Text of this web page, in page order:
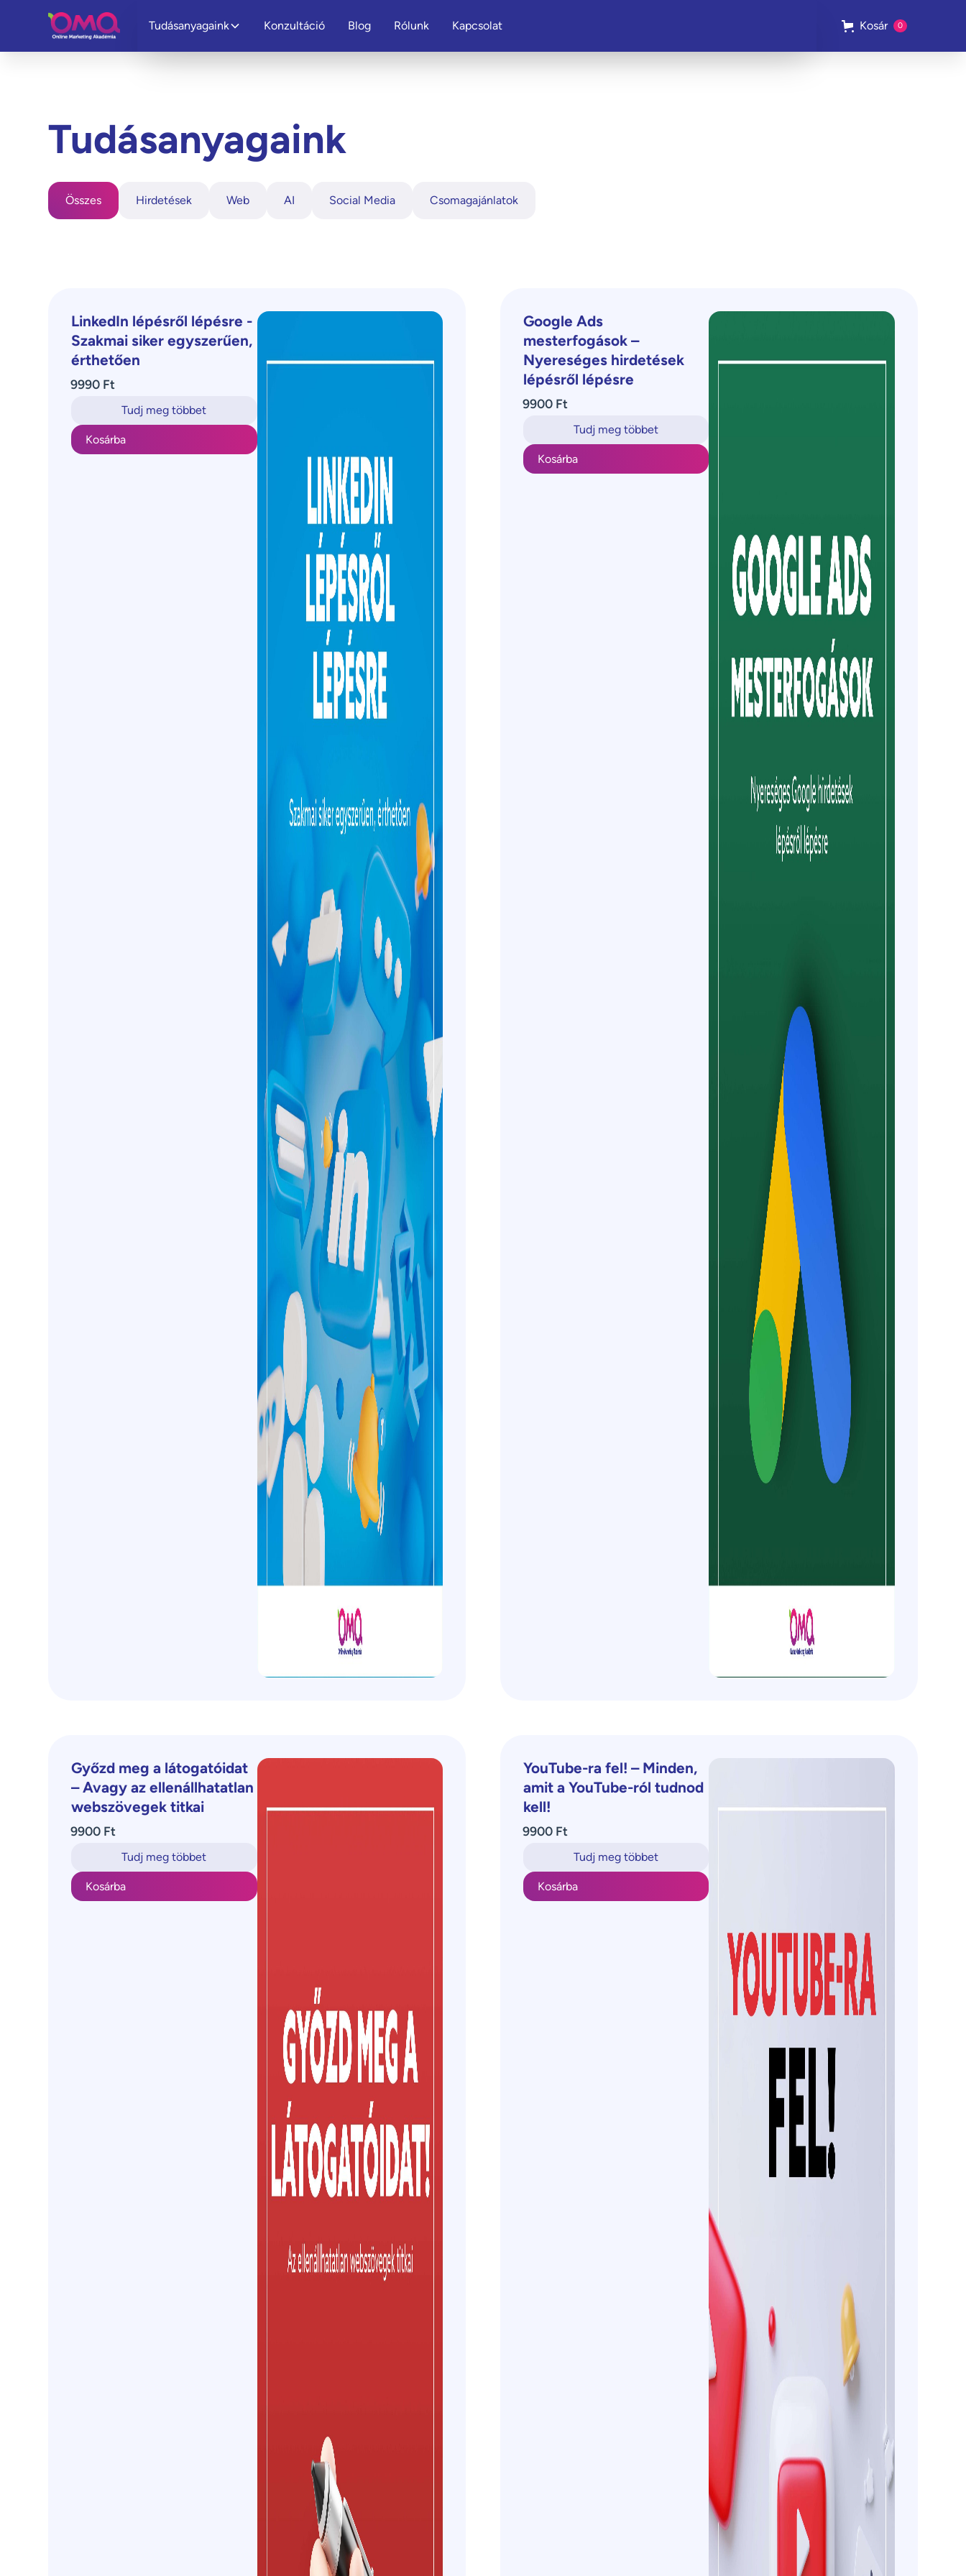
Tudásanyagaink Konzultáció Blog Rólunk Kapcsolat Kosár 0
Tudásanyagaink
Összes Hirdetések Web AI Social Media Csomagajánlatok
LinkedIn lépésről lépésre -
Szakmai siker egyszerűen,
érthetően
9990 Ft
Tudj meg többet
Google Ads
mesterfogások –
Nyereséges hirdetések
lépésről lépésre
9900 Ft
Tudj meg többet
Győzd meg a látogatóidat
– Avagy az ellenállhatatlan
webszövegek titkai
9900 Ft
Tudj meg többet
YouTube-ra fel! – Minden,
amit a YouTube-ról tudnod
kell!
9900 Ft
Tudj meg többet